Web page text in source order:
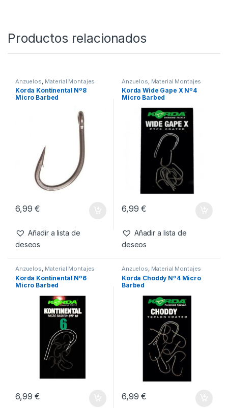
Productos relacionados
Anzuelos Material Montajes
Korda Kontinental Nº8
Micro Barbed
6,99€
Añadir a lista de
deseos
Anzuelos Material Montajes
Korda Wide Gape X Nº4
Micro Barbed
6,99€
Añadir a lista de
deseos
Anzuelos, Material Montajes
Korda Kontinental Nº6
Micro Barbed
6,99€
Anzuelos, Material Montajes
Korda Choddy Nº4 Micro
Barbed
6,99€